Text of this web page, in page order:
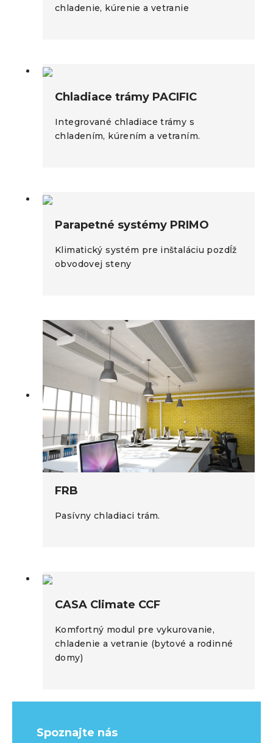
chladenie, kúrenie a vetranie
Chladiace trámy PACIFIC
Integrované chladiace trámy s
chladením, kúrením a vetraním.
Parapetné systémy PRIMO
Klimatický systém pre inštaláciu pozdĺž
obvodovej steny
FRB
Pasívny chladiaci trám.
CASA Climate CCF
Komfortný modul pre vykurovanie,
chladenie a vetranie (bytové a rodinné
domy)
Spoznajte nás